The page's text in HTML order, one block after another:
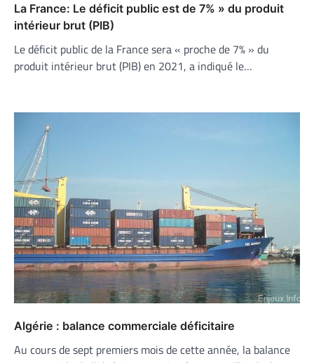
La France: Le déficit public est de 7% » du produit
intérieur brut (PIB)
Le déficit public de la France sera « proche de 7% » du
produit intérieur brut (PIB) en 2021, a indiqué le…
Algérie : balance commerciale déficitaire
Au cours de sept premiers mois de cette année, la balance